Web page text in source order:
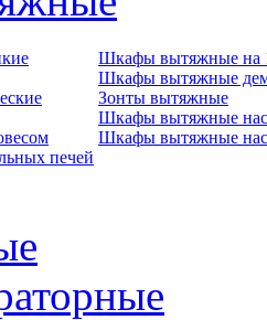
печей
Шкафы вытяжные на
Шкафы вытяжные
Зонты вытяжные
Шкафы вытяжные
Шкафы вытяжные